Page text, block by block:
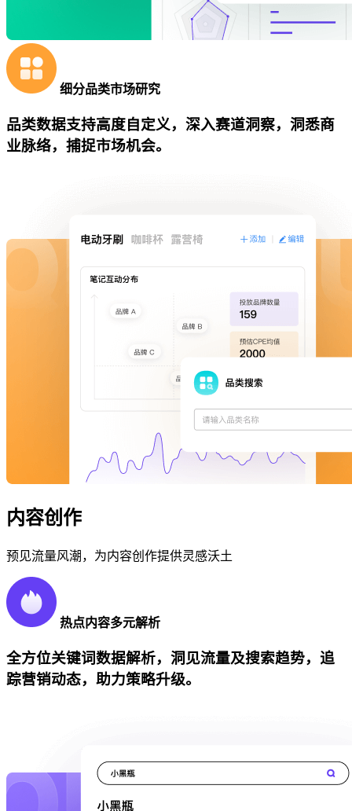
细分品类市场研究
品类数据支持高度自定义，深入赛道洞察，洞悉商
业脉络，捕捉市场机会。
内容创作
预见流量风潮，为内容创作提供灵感沃土
热点内容多元解析
全方位关键词数据解析，洞见流量及搜索趋势，追
踪营销动态，助力策略升级。